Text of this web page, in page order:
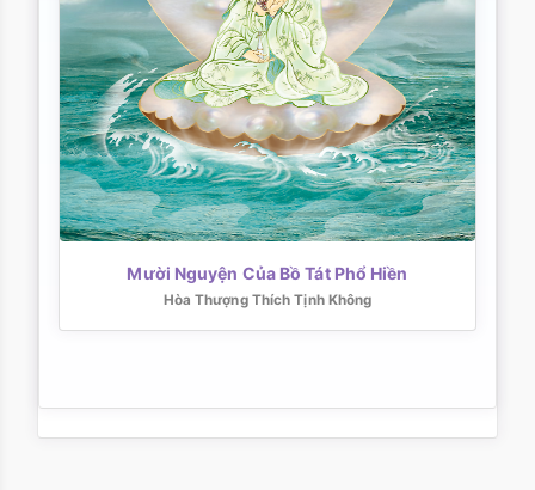
Mười Nguyện Của Bồ Tát Phổ Hiền
Hòa Thượng Thích Tịnh Không